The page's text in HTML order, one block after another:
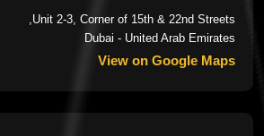
Unit 2-3, Corner of 15th & 22nd Streets,
Dubai - United Arab Emirates
View on Google Maps